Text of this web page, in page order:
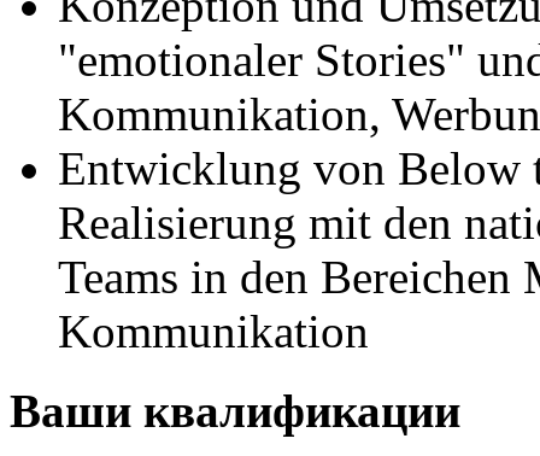
"emotionaler Stories"
Kommunikation,
Entwicklung von Below
Realisierung mit den
Teams in den Bereichen
Kommunikation
Ваши квалификации